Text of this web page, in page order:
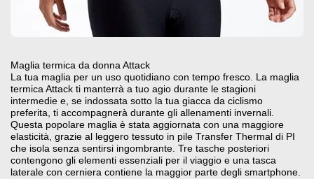
Maglia termica da donna Attack
La tua maglia per un uso quotidiano con tempo fresco. La maglia
termica Attack ti manterrà a tuo agio durante le stagioni
intermedie e, se indossata sotto la tua giacca da ciclismo
preferita, ti accompagnerà durante gli allenamenti invernali.
Questa popolare maglia è stata aggiornata con una maggiore
elasticità, grazie al leggero tessuto in pile Transfer Thermal di PI
che isola senza sentirsi ingombrante. Tre tasche posteriori
contengono gli elementi essenziali per il viaggio e una tasca
laterale con cerniera contiene la maggior parte degli smartphone.